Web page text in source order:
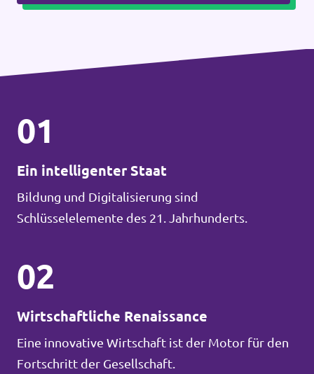
01
Ein intelligenter Staat
Bildung und Digitalisierung sind
Schlüsselelemente des 21. Jahrhunderts.
02
Wirtschaftliche Renaissance
Eine innovative Wirtschaft ist der Motor für den
Fortschritt der Gesellschaft.